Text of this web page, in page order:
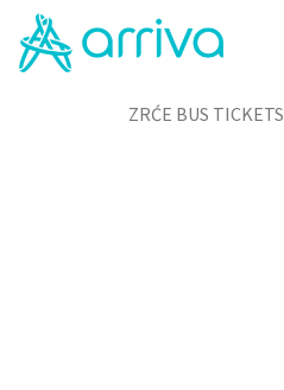
ZRĆE BUS TICKETS